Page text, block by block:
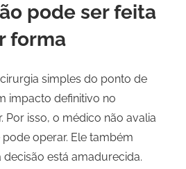
pode ser feita
forma
simples do ponto de
impacto definitivo no
Por isso, o médico não avalia
operar. Ele também
decisão está amadurecida.